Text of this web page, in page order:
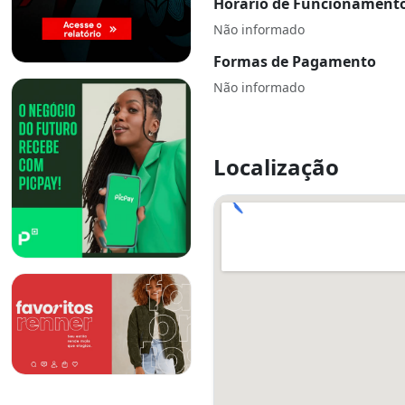
Não informado
Formas de Pagamento
Não informado
Localização